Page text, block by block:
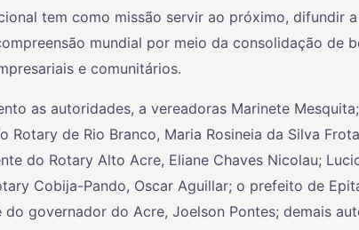
tem como missão servir ao próximo, difundir
mundial por meio da consolidação de
e comunitários.
as autoridades, a vereadoras Marinete
Rotary de Rio Branco, Maria Rosineia da Silva
do Rotary Alto Acre, Eliane Chaves Nicolau;
Cobija-Pando, Oscar Aguillar; o prefeito de
do governador do Acre, Joelson Pontes; demais